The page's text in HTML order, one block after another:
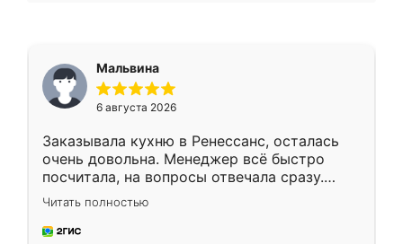
Мальвина
6 августа 2026
Заказывала кухню в Ренессанс, осталась
очень довольна. Менеджер всё быстро
посчитала, на вопросы отвечала сразу.
Замерщик приехал в субботу, подошёл к
делу со всей ответственностью. Собрали
за день, ребята работали аккуратно, даже
Читать полностью